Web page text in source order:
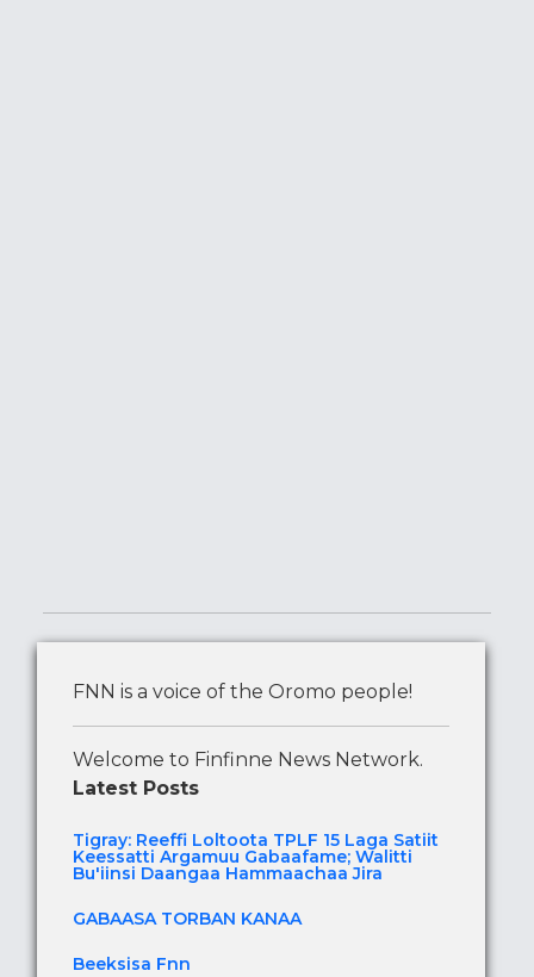
FNN is a voice of the Oromo people!
Welcome to Finfinne News Network.
Latest Posts
Tigray: Reeffi Loltoota TPLF 15 Laga Satiit
Keessatti Argamuu Gabaafame; Walitti
Bu'iinsi Daangaa Hammaachaa Jira
GABAASA TORBAN KANAA
Beeksisa Fnn